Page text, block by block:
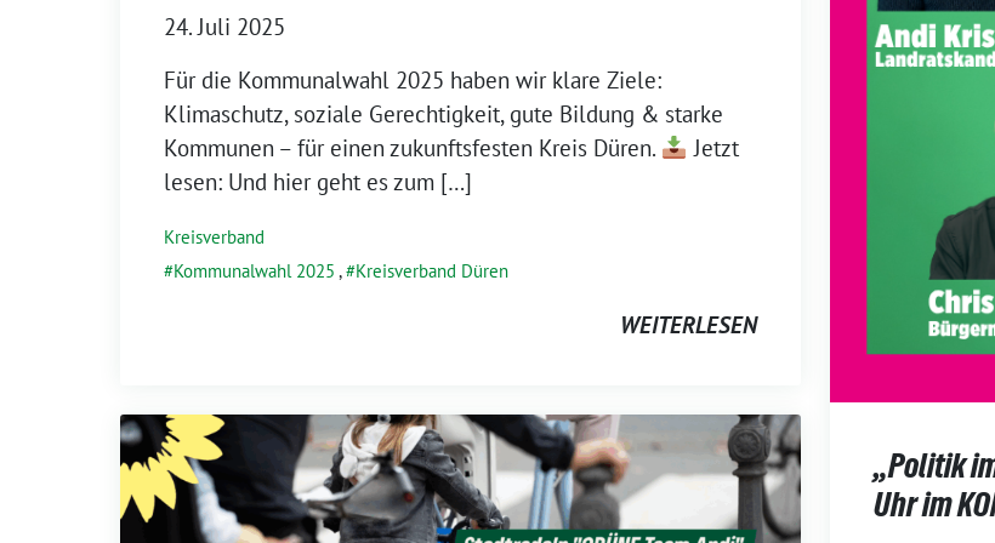
„Politik
Uhr im
24. Juli 2025
Für die Kommunalwahl 2025 haben wir klare Ziele:
Klimaschutz, soziale Gerechtigkeit, gute Bildung & starke
Kommunen – für einen zukunftsfesten Kreis Düren.
Jetzt
lesen: Und hier geht es zum […]
Kreisverband
Kommunalwahl 2025 , Kreisverband Düren
WEITERLESEN